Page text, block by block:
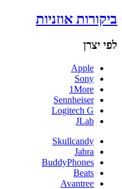
ביקורות אוזניות
לפי יצרן
Apple
Sony
1More
Sennheiser
Logitech G
JLab
Skullcandy
Jabra
BuddyPhones
Beats
Avantree